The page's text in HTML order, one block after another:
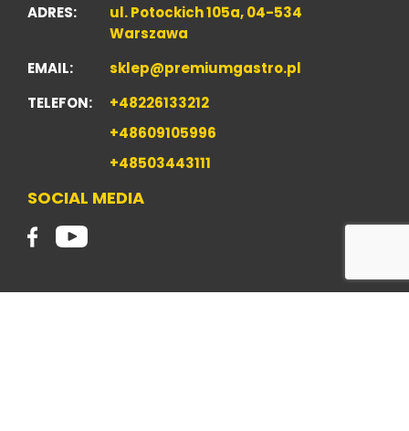
ADRES:
ul. Potockich 105a, 04-534
Warszawa
EMAIL:
sklep@premiumgastro.pl
TELEFON:
+48226133212
+48609105996
+48503443111
SOCIAL MEDIA